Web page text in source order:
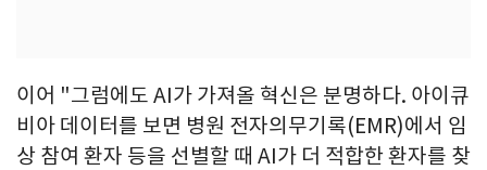
이어 "그럼에도 AI가 가져올 혁신은 분명하다. 아이큐
비아 데이터를 보면 병원 전자의무기록(EMR)에서 임
상 참여 환자 등을 선별할 때 AI가 더 적합한 환자를 찾